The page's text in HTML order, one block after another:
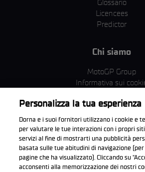
Glossario
Licencees
Predictor
Chi siamo
MotoGP Group
Informativa sui
Corporate & ESG
Condizioni della Privacy
Condizioni di
Scarica l'app ufficiale
Personalizza la tua esperienza
Dorna e i suoi fornitori utilizzano i cookie e
per valutare le tue interazioni con i propri
servizi al fine di mostrarti una pubblicità
basata sulle tue abitudini di navigazione (per
pagine che ha visualizzato). Cliccando su
acconsenti alla memorizzazione dei nostri